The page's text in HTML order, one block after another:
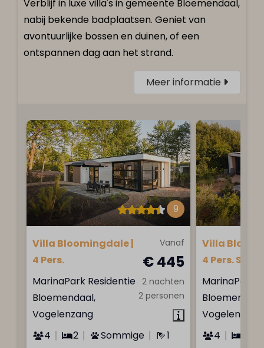
Verblijf in luxe villa's in gemeente Bloemendaal,
nabij bekende badplaatsen. Geniet van
avontuurlijke bossen en duinen, of een
ontspannen dag aan het strand.
Meer informatie
9
Vanaf
€ 445
2 nachten
2 personen
Villa Bloomingdale |
4 Pers.
MarinaPark Residentie
Bloemendaal,
Vogelenzang
4
2 Sommige
1
Villa
4 Pers.
MarinaPark
Vogelenzang
4